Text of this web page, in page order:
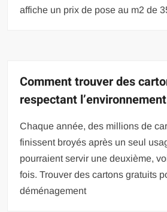
affiche un prix de pose au m2 de
Comment trouver des
respectant
Chaque année, des millions de
finissent broyés après un seul
pourraient servir une deuxième,
fois. Trouver des cartons gratuits
déménagement